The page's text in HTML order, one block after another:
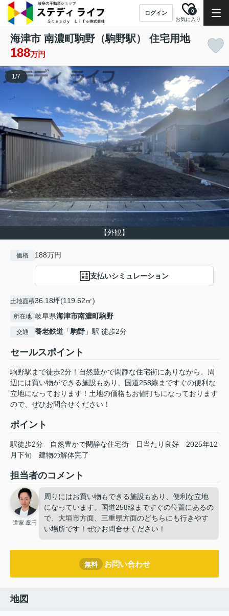
ログイン
お気に入り
0
海津市 南濃町駒野（駒野駅） 住宅用地
188万円
【外観】
1/7
価格 188万円
支払いシミュレーション
土地面積36.18坪(119.62㎡)
所在地 岐阜県海津市南濃町駒野
交通 養老鉄道 「駒野 」駅 徒歩2分
セールスポイント
駒野駅まで徒歩2分！自然豊かで閑静な住宅街にありながら、周
辺には買い物ができる施設もあり、国道258線まですぐの便利な
立地になっております！土地の価格もお値打ちになっております
ので、ぜひお問合せください！
ポイント
駅徒歩2分 自然豊かで閑静な住宅街 日当たり良好
2025年12
月下旬
建物の解体完了
担当者のコメント
道家 章円
周りにはお買い物もできる施設もあり、便利な立地
になっています。国道258線まですぐの位置にあるの
で、大垣市方面、三重県方面のどちらにも行きやす
い場所です！ぜひお問合せください！
無料 お問い合わせ
地図